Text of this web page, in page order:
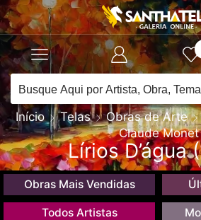
Início Telas Obras de Arte
Claude Monet
Lírios D’água
Obras Mais Vendidas
Todos Artistas